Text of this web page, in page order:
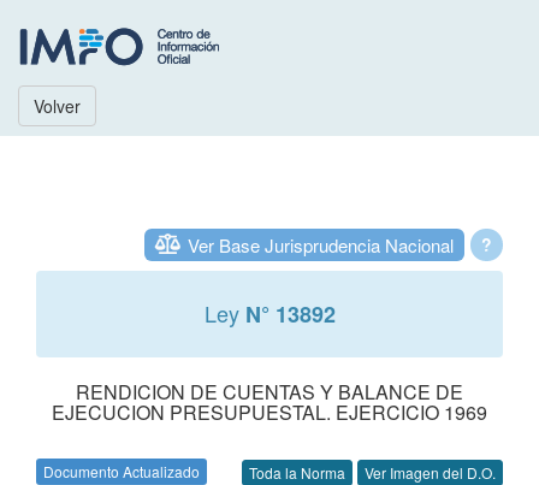
Volver
?
Ver Base Jurisprudencia Nacional
Ley N° 13892
RENDICION DE CUENTAS Y BALANCE DE
EJECUCION PRESUPUESTAL. EJERCICIO 1969
Documento Actualizado Toda la Norma Ver Imagen del D.O.